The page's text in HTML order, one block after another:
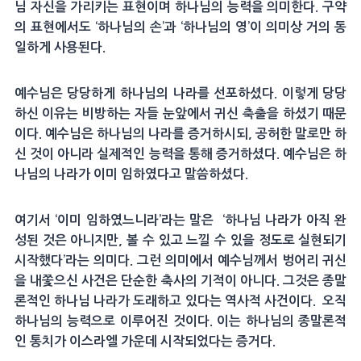
님 자신을 가리키는 표현이며 하나님의 능력을 의미한다. 구약
의 표현에서도 ‘하나님의 손’과 ‘하나님의 영’이 의미상 거의 동
일하게 사용된다.
예수님은 당당하게 하나님의 나라를 선포하셨다. 이렇게 당당
하신 이유는 비방하는 자들 눈앞에서 귀신 축출을 하셨기 때문
이다. 예수님은 하나님의 나라를 증거하시되, 공허한 말로만 하
신 것이 아니라 실제적인 능력을 통해 증거하셨다. 예수님은 하
나님의 나라가 이미 임하였다고 말씀하셨다.
여기서 ‘이미 임하였느니라’라는 말은 ‘하나님 나라가 아직 완
성된 것은 아니지만, 볼 수 있고 느낄 수 있을 정도로 실현되기
시작했다’라는 의미다. 그런 의미에서 예수님께서 벙어리 귀신
을 내쫓으신 사건은 단순한 축사의 기적이 아니다. 그것은 종말
론적인 하나님 나라가 도래하고 있다는 역사적 사건이다. 오직
하나님의 능력으로 이루어진 것이다. 이는 하나님의 종말론적
인 통치가 이스라엘 가운데 시작되었다는 증거다.